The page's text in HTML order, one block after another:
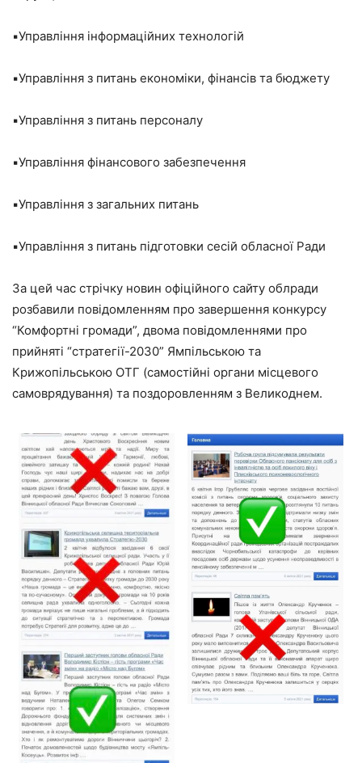
▪️Управління інформаційних технологій
▪️Управління з питань економіки, фінансів та бюджету
▪️Управління з питань персоналу
▪️Управління фінансового забезпечення
▪️Управління з загальних питань
▪️Управління з питань підготовки сесій обласної Ради
За цей час стрічку новин офіційного сайту облради
розбавили повідомленням про завершення конкурсу
“Комфортні громади”, двома повідомленнями про
прийняті “стратегії-2030” Ямпільською та
Крижопільською ОТГ (самостійні органи місцевого
самоврядування) та поздоровленням з Великоднем.